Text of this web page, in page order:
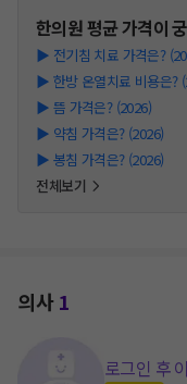
한의원평균 가격이
▶ 전기침 치료 가격은?
▶ 한방 온열치료 비용은?
▶ 뜸 가격은? (2026)
▶ 약침 가격은? (2026)
▶ 봉침 가격은? (2026)
전체보기
의사1
로그인 후